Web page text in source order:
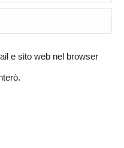
e sito web nel browser